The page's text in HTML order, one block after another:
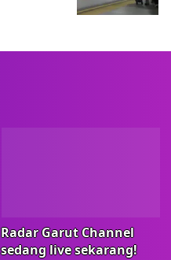
Radar Garut Channel
sedang live sekarang!